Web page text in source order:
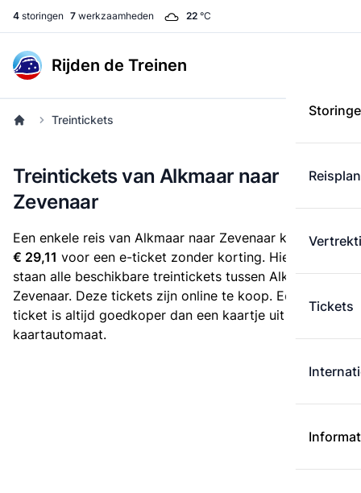
4 storingen 7 werkzaamheden 22 °C
Rijden de Treinen
Tickets
Treintickets
Treintickets van Alkmaar naar
Zevenaar
Een enkele reis van Alkmaar naar Zevenaar kost
€ 29,11 voor een e-ticket zonder korting. Hieronder
staan alle beschikbare treintickets tussen Alkmaar en
Zevenaar. Deze tickets zijn online te koop. Een e-
ticket is altijd goedkoper dan een kaartje uit de
kaartautomaat.